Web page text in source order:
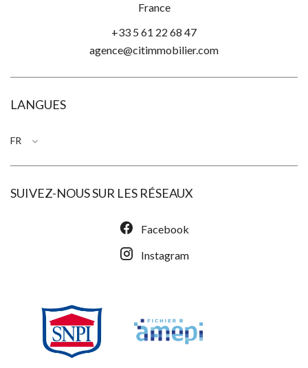
France
+33 5 61 22 68 47
agence@citimmobilier.com
LANGUES
FR
SUIVEZ-NOUS SUR LES RÉSEAUX
Facebook
Instagram